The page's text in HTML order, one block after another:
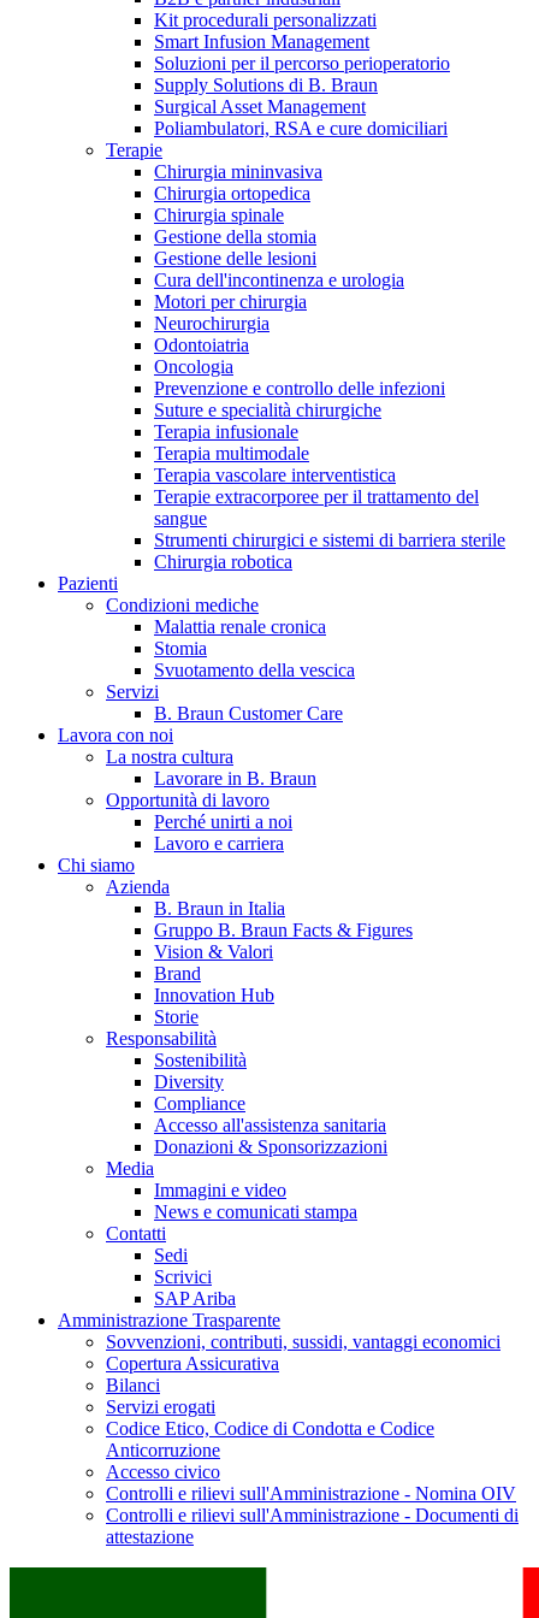
Catalogo prodotti
Trova il prodotto che stai cercando. Visita il catalogo B.
Braun con il nostro portfolio completo.
Hai domande o richieste? Scrivici per entrare subito in
contatto con un nostro referente.
B. Braun in Italia
Scopri chi siamo ed entra nel mondo di B. Braun in Italia: 4
sedi, 4 aziende, più di 700 dipendenti e un Centro di
Eccellenza a livello globale.
Kit procedurali personalizzati
Smart Infusion Management
Soluzioni per il percorso perioperatorio
Supply Solutions di B. Braun
Surgical Asset Management
Poliambulatori, RSA e cure domiciliari
Terapie
Chirurgia mininvasiva
Chirurgia ortopedica
Chirurgia spinale
Gestione della stomia
Gestione delle lesioni
Cura dell'incontinenza e urologia
Motori per chirurgia
Neurochirurgia
Odontoiatria
Oncologia
Prevenzione e controllo delle infezioni
Suture e specialità chirurgiche
Terapia infusionale
Terapia multimodale
Terapia vascolare interventistica
Terapie extracorporee per il trattamento del
sangue
Strumenti chirurgici e sistemi di barriera sterile
Chirurgia robotica
Pazienti
Condizioni mediche
Malattia renale cronica
Stomia
Svuotamento della vescica
Servizi
B. Braun Customer Care
Lavora con noi
La nostra cultura
Lavorare in B. Braun
Opportunità di lavoro
Perché unirti a noi
Lavoro e carriera
Chi siamo
Azienda
B. Braun in Italia
Gruppo B. Braun Facts & Figures
Vision & Valori
Brand
Innovation Hub
Storie
Responsabilità
Sostenibilità
Diversity
Compliance
Accesso all'assistenza sanitaria
Donazioni & Sponsorizzazioni
Media
Immagini e video
News e comunicati stampa
Contatti
Sedi
Scrivici
SAP Ariba
Amministrazione Trasparente
Sovvenzioni, contributi, sussidi, vantaggi economici
Copertura Assicurativa
Bilanci
Servizi erogati
Codice Etico, Codice di Condotta e Codice
Anticorruzione
Accesso civico
Controlli e rilievi sull'Amministrazione - Nomina OIV
Controlli e rilievi sull'Amministrazione - Documenti di
attestazione